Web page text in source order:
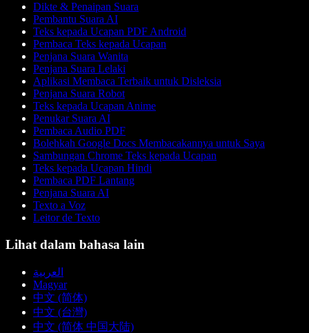
Dikte & Penaipan Suara
Pembantu Suara AI
Teks kepada Ucapan PDF Android
Pembaca Teks kepada Ucapan
Penjana Suara Wanita
Penjana Suara Lelaki
Aplikasi Membaca Terbaik untuk Disleksia
Penjana Suara Robot
Teks kepada Ucapan Anime
Penukar Suara AI
Pembaca Audio PDF
Bolehkah Google Docs Membacakannya untuk Saya
Sambungan Chrome Teks kepada Ucapan
Teks kepada Ucapan Hindi
Pembaca PDF Lantang
Penjana Suara AI
Texto a Voz
Leitor de Texto
Lihat dalam bahasa lain
العربية
Magyar
中文 (简体)
中文 (台灣)
中文 (简体 中国大陆)